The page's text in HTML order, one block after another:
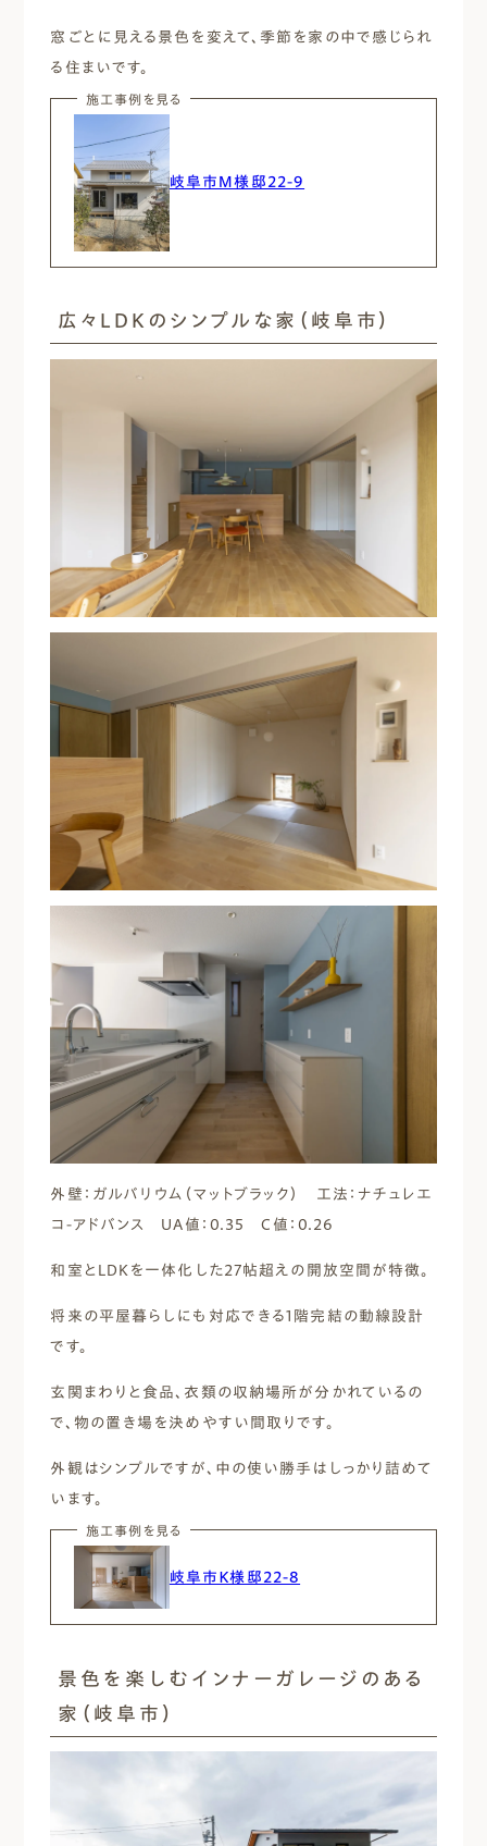
窓ごとに見える景色を変えて、季節を家の中で感じられ
る住まいです。
施工事例を見る
岐阜市M様邸22-9
広々LDKのシンプルな家（岐阜市）
外壁：ガルバリウム（マットブラック） 工法：ナチュレエ
コ-アドバンス UA値：0.35 C値：0.26
和室とLDKを一体化した27帖超えの開放空間が特徴。
将来の平屋暮らしにも対応できる1階完結の動線設計
です。
玄関まわりと食品、衣類の収納場所が分かれているの
で、物の置き場を決めやすい間取りです。
外観はシンプルですが、中の使い勝手はしっかり詰めて
います。
施工事例を見る
岐阜市Ｋ様邸22-8
景色を楽しむインナーガレージのある
家（岐阜市）